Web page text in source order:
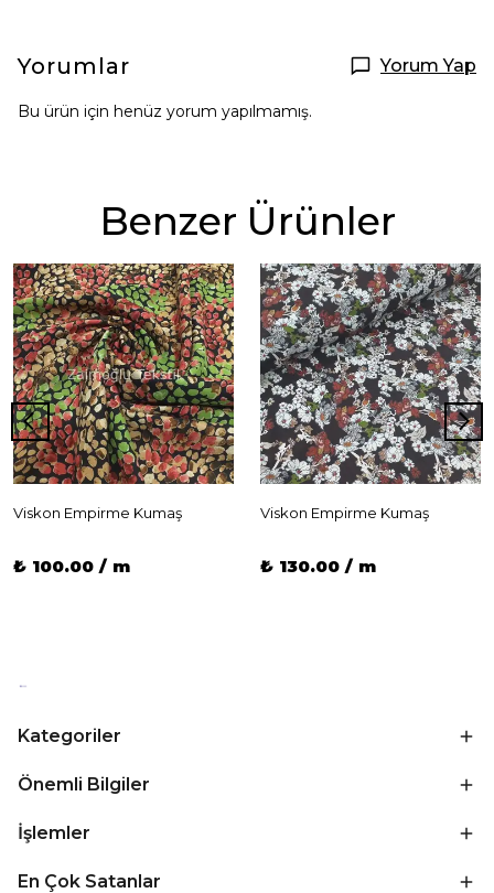
Yorumlar Yorum Yap
Bu ürün için henüz yorum yapılmamış.
Benzer Ürünler
Viskon Empirme Kumaş
₺ 100.00 / m
Viskon Empirme Kumaş
₺ 130.00 / m
Kategoriler
Önemli Bilgiler
İşlemler
En Çok Satanlar